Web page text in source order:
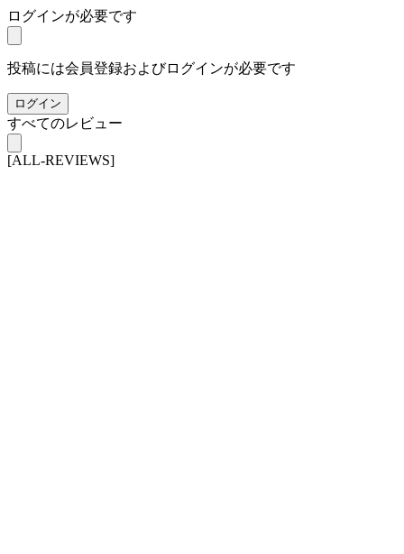
ログインが必要です
投稿には会員登録およびログインが必要です
ログイン
すべてのレビュー
[ALL-REVIEWS]